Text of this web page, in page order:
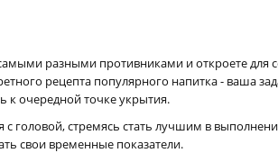
разными противниками и откроете
рецепта популярного напитка - ваша
к очередной точке укрытия.
головой, стремясь стать лучшим в
свои временные показатели.